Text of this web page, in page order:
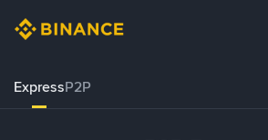
ExpressP2P